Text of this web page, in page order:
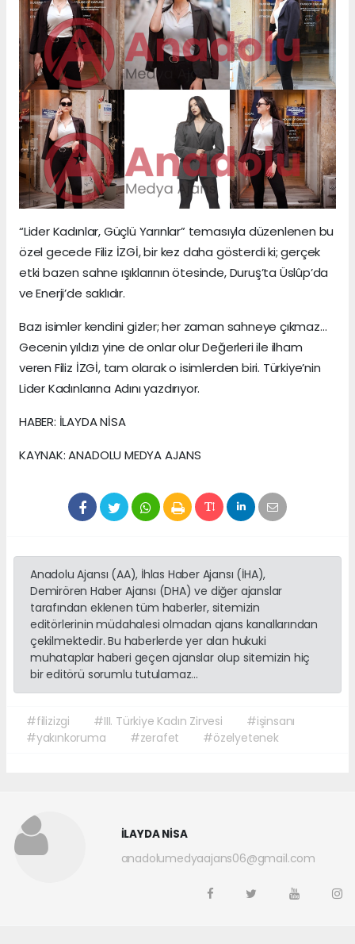
“Lider Kadınlar, Güçlü Yarınlar” temasıyla düzenlenen bu
özel gecede Filiz İZGİ, bir kez daha gösterdi ki; gerçek
etki bazen sahne ışıklarının ötesinde, Duruş’ta Üslûp’da
ve Enerji’de saklıdır.
Bazı isimler kendini gizler; her zaman sahneye çıkmaz…
Gecenin yıldızı yine de onlar olur Değerleri ile ilham
veren Filiz İZGİ, tam olarak o isimlerden biri. Türkiye’nin
Lider Kadınlarına Adını yazdırıyor.
HABER: İLAYDA NİSA
KAYNAK: ANADOLU MEDYA AJANS
Anadolu Ajansı (AA), İhlas Haber Ajansı (İHA),
Demirören Haber Ajansı (DHA) ve diğer ajanslar
tarafından eklenen tüm haberler, sitemizin
editörlerinin müdahalesi olmadan ajans kanallarından
çekilmektedir. Bu haberlerde yer alan hukuki
muhataplar haberi geçen ajanslar olup sitemizin hiç
bir editörü sorumlu tutulamaz...
#filizizgi #III. Türkiye Kadın Zirvesi
#işinsanı
#yakınkoruma
#zerafet #özelyetenek
İLAYDA NİSA
anadolumedyaajans06@gmail.com